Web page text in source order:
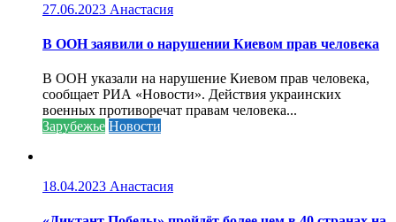
27.06.2023 Анастасия
В ООН заявили о нарушении Киевом прав человека
В ООН указали на нарушение Киевом прав человека,
сообщает РИА «Новости». Действия украинских
военных противоречат правам человека...
Зарубежье Новости
18.04.2023 Анастасия